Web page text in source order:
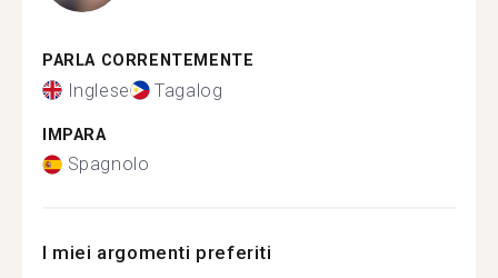
PARLA CORRENTEMENTE
Inglese Tagalog
IMPARA
Spagnolo
I miei argomenti preferiti